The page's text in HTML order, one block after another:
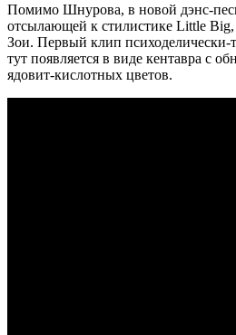
Помимо Шнурова, в новой дэнс-
отсылающей к стилистике Little Big,
Зои. Первый клип
тут появляется в виде кентавра с
ядовит-кислотных цветов.